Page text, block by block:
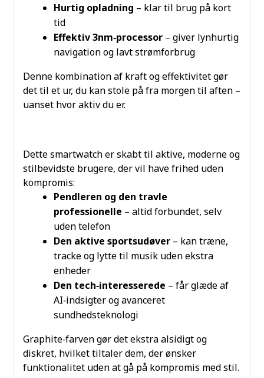
Hurtig opladning – klar til brug på kort
tid
Effektiv 3nm‑processor– giver lynhurtig
navigation og lavt strømforbrug
Denne kombination af kraft og effektivitet gør
det til et ur, du kan stole på fra morgen til aften –
uanset hvor aktiv du er.
Dette smartwatch er skabt til aktive, moderne og
stilbevidste brugere, der vil have frihed uden
kompromis:
Pendleren og den travle
professionelle – altid forbundet, selv
uden telefon
Den aktive sportsudøver– kan træne,
tracke og lytte til musik uden ekstra
enheder
Den tech‑interesserede – får glæde af
AI‑indsigter og avanceret
sundhedsteknologi
Graphite‑farven gør det ekstra alsidigt og
diskret, hvilket tiltaler dem, der ønsker
funktionalitet uden at gå på kompromis med stil.